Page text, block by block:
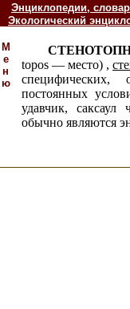
Энциклопедии,
Экологический
М
е
н
ю
topos — место) ,
специфических,
постоянных
удавчик,
обычно являются